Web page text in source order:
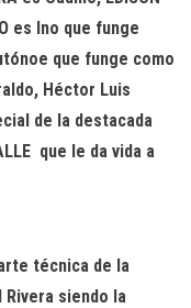
es Ino que funge
que funge como
Héctor Luis
de la destacada
que le da vida a
técnica de la
siendo la